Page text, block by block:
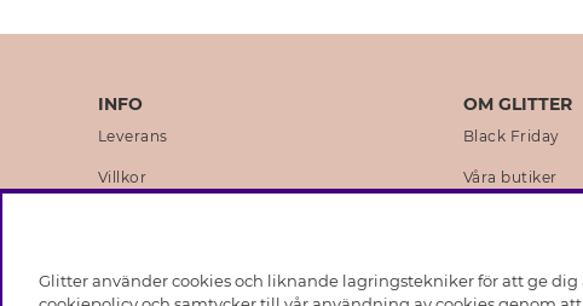
INFO
Leverans
Villkor
Medlemsvillkor
OM GLITTER
Black Friday
Våra butiker
Hållbarhet
Glitter använder cookies och liknande lagringstekniker för att ge